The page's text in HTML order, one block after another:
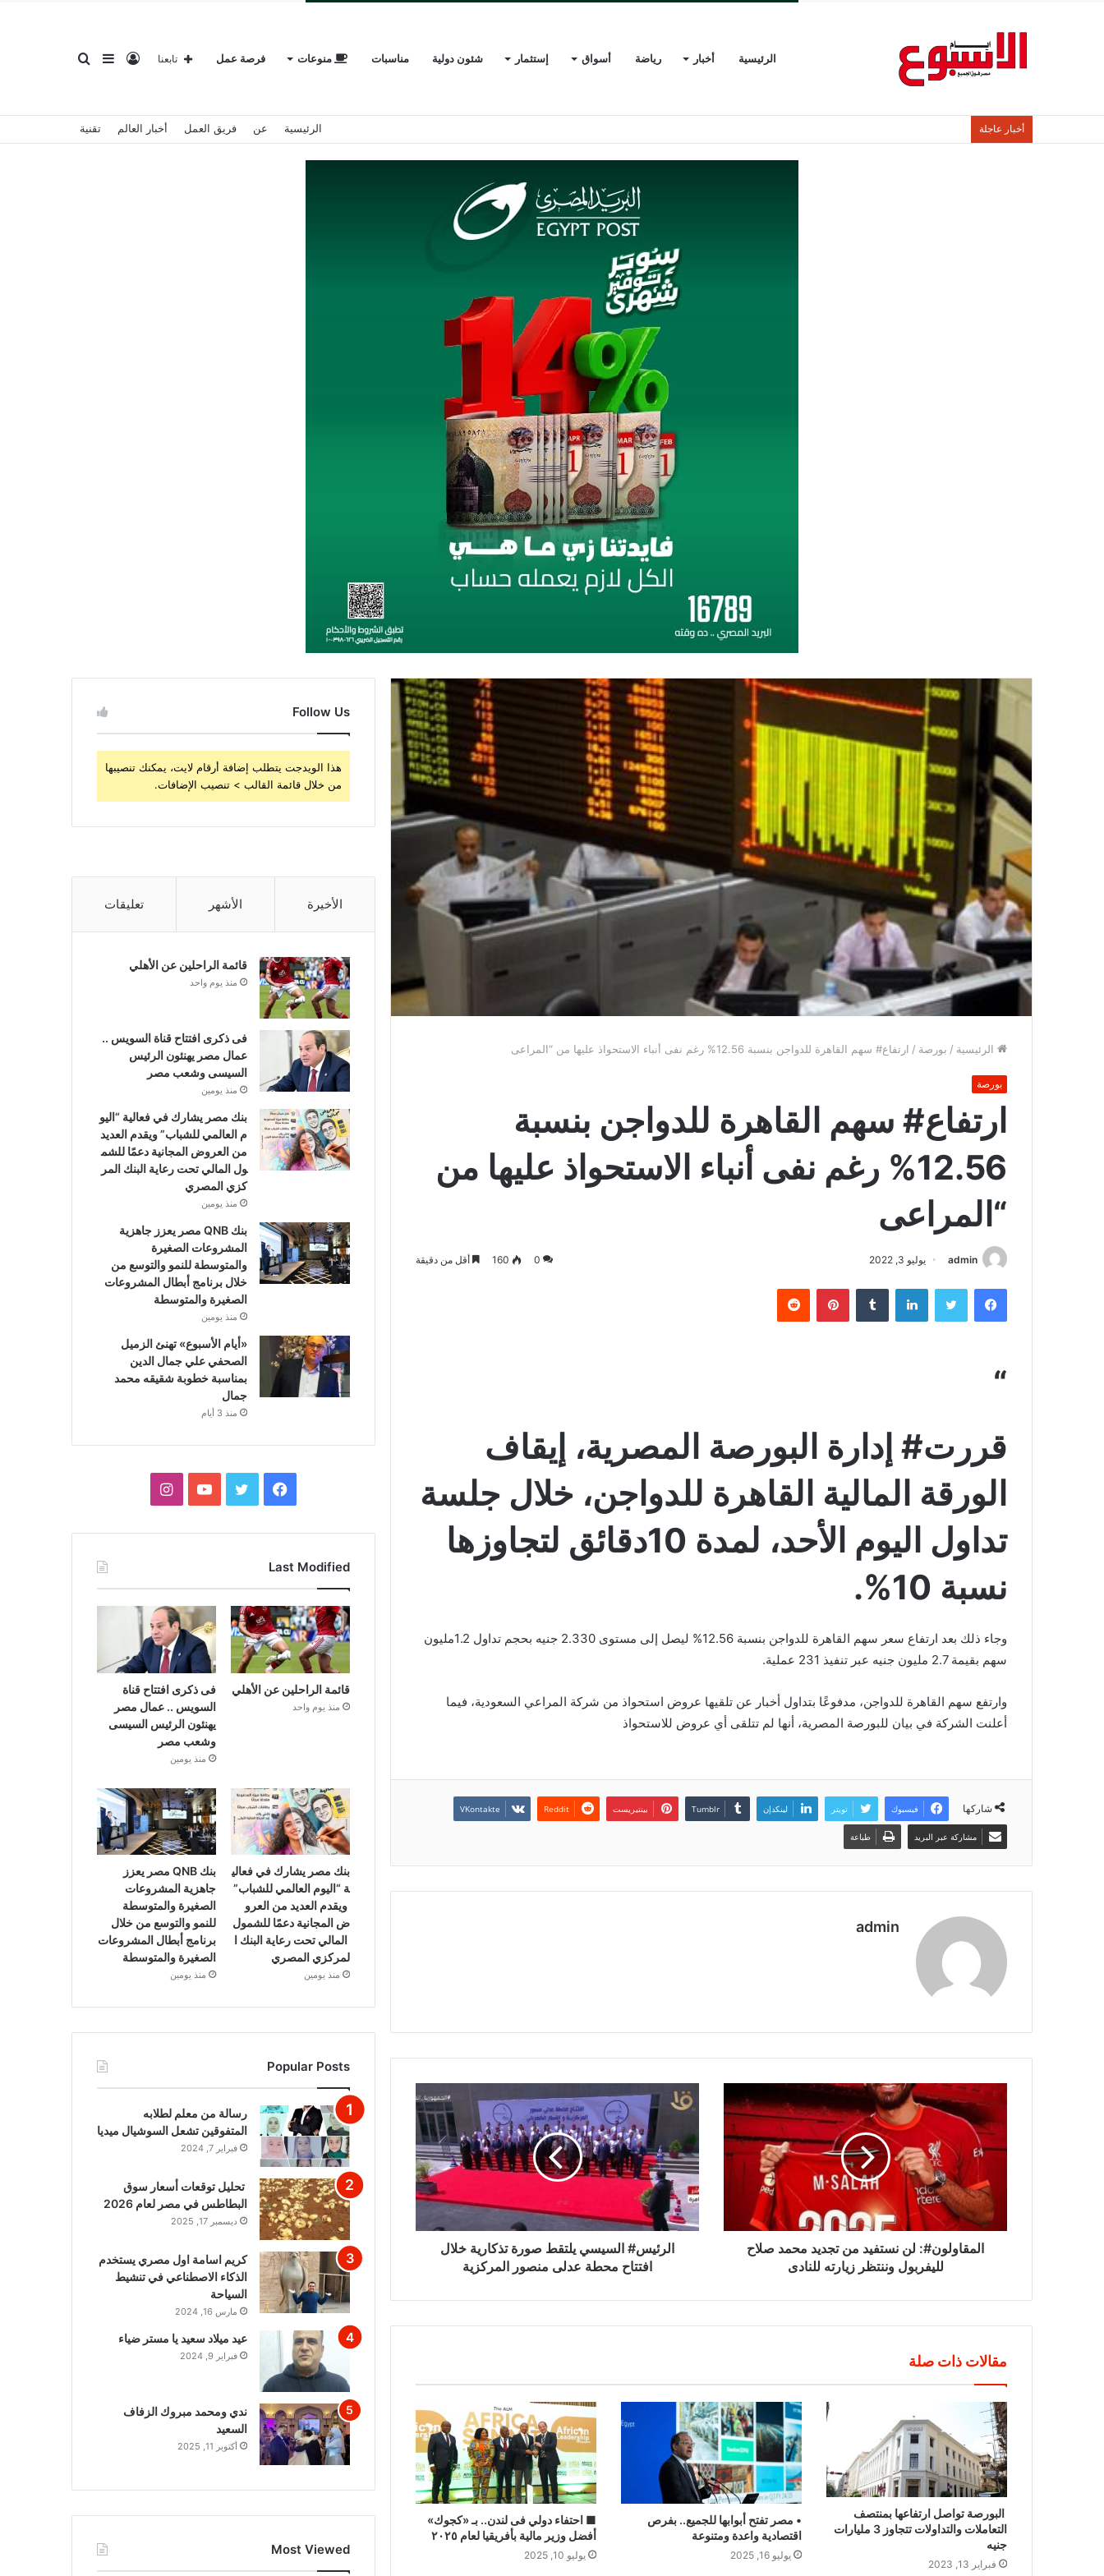
الرئيسية أخبار رياضة أسواق إستثمار شئون دولية مناسبات منوعات فرصة عمل بحثإضافةتسجيل تابعنا
أخبار عاجلة الرئيسية عن فريق العمل أخبار العالم تقنية
الرئيسية / بورصة / ارتفاع# سهم القاهرة للدواجن بنسبة 12.56% رغم نفى أنباء الاستحواذ عليها من “المراعى
بورصة
ارتفاع# سهم القاهرة للدواجن بنسبة
12.56% رغم نفى أنباء الاستحواذ عليها من
“المراعى
admin يوليو 3, 2022 0
160 أقل من دقيقة
فيسبوك تويتر لينكدإن بينتيريست
“
قررت# إدارة البورصة المصرية، إيقاف
الورقة المالية القاهرة للدواجن، خلال جلسة
تداول اليوم الأحد، لمدة 10دقائق لتجاوزها
نسبة 10%.
وجاء ذلك بعد ارتفاع سعر سهم القاهرة للدواجن بنسبة 12.56% ليصل إلى مستوى 2.330 جنيه بحجم تداول 1.2مليون
سهم بقيمة 2.7 مليون جنيه عبر تنفيذ 231 عملية.
وارتفع سهم القاهرة للدواجن، مدفوعًا بتداول أخبار عن تلقيها عروض استحواذ من شركة المراعي السعودية، فيما
أعلنت الشركة في بيان للبورصة المصرية، أنها لم تتلقى أي عروض للاستحواذ
شاركها فيسبوك تويتر لينكدإن بينتيريست
مشاركة عبر البريد طباعة
admin
المقاولون#: لن نستفيد من تجديد محمد صلاح
لليفربول وننتظر زيارته للنادى
الرئيس# السيسي يلتقط صورة تذكارية خلال
افتتاح محطة عدلى منصور المركزية
مقالات ذات صلة
البورصة تواصل ارتفاعها بمنتصف
التعاملات والتداولات تتجاوز 3 مليارات
جنيه
فبراير 13, 2023
• مصر تفتح أبوابها للجميع.. بفرص
اقتصادية واعدة ومتنوعة
يوليو 16, 2025
■ احتفاء دولي فى لندن.. بـ «كجوك»
أفضل وزير مالية بأفريقيا لعام ٢٠٢٥
يوليو 10, 2025
Follow Us
هذا الويدجت يتطلب إضافة أرقام لايت، يمكنك تنصيبها
من خلال قائمة القالب > تنصيب الإضافات.
الأخيرة الأشهر تعليقات
قائمة الراحلين عن الأهلي
منذ يوم واحد
فى ذكرى افتتاح قناة السويس ..
عمال مصر يهنئون الرئيس
السيسى وشعب مصر
منذ يومين
بنك مصر يشارك في فعالية “اليو
م العالمي للشباب” ويقدم العديد
من العروض المجانية دعمًا للشم
ول المالي تحت رعاية البنك المر
كزي المصري
منذ يومين
بنك QNB مصر يعزز جاهزية
المشروعات الصغيرة
والمتوسطة للنمو والتوسع من
خلال برنامج أبطال المشروعات
الصغيرة والمتوسطة
منذ يومين
«أيام الأسبوع» تهنئ الزميل
الصحفي علي جمال الدين
بمناسبة خطوبة شقيقه محمد
جمال
منذ 3 أيام
فيسبوكتويتر يوتيوبانستقرام
Last Modified
قائمة الراحلين عن الأهلي
منذ يوم واحد
فى ذكرى افتتاح قناة
السويس .. عمال مصر
يهنئون الرئيس السيسى
وشعب مصر
منذ يومين
بنك مصر يشارك في فعالي
ة “اليوم العالمي للشباب”
ويقدم العديد من العرو
ض المجانية دعمًا للشمول
المالي تحت رعاية البنك ا
لمركزي المصري
منذ يومين
بنك QNB مصر يعزز
جاهزية المشروعات
الصغيرة والمتوسطة
للنمو والتوسع من خلال
برنامج أبطال المشروعات
الصغيرة والمتوسطة
منذ يومين
Popular Posts
رسالة من معلم لطلابه
المتفوقين تشعل السوشيال ميديا
فبراير 7, 2024
تحليل توقعات أسعار سوق
البطاطس في مصر لعام 2026
ديسمبر 17, 2025
كريم اسامة اول مصري يستخدم
الذكاء الاصطناعي في تنشيط
السياحة
مارس 16, 2024
عيد ميلاد سعيد يا مستر ضياء
فبراير 9, 2024
ندي ومحمد مبروك الزفاف
السعيد
أكتوبر 11, 2025
Most Viewed